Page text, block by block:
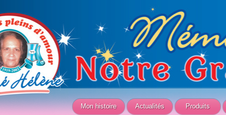
Mon histoire Actualités Produits